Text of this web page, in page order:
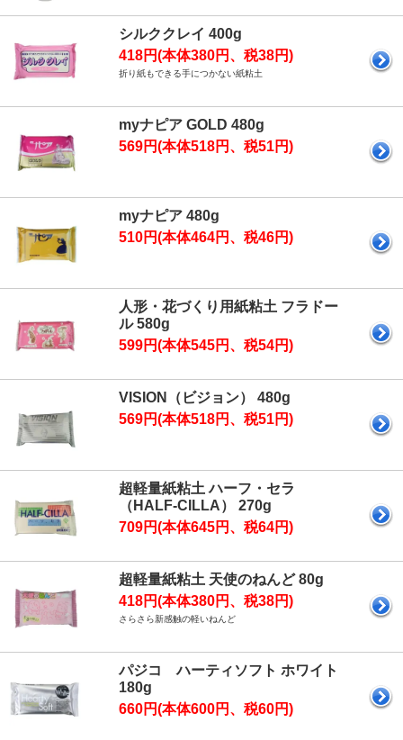
シルククレイ 400g
418円(本体380円、税38円)
折り紙もできる手につかない紙粘土
myナピア GOLD 480g
569円(本体518円、税51円)
myナピア 480g
510円(本体464円、税46円)
人形・花づくり用紙粘土 フラドー
ル 580g
599円(本体545円、税54円)
VISION（ビジョン） 480g
569円(本体518円、税51円)
超軽量紙粘土 ハーフ・セラ
（HALF-CILLA） 270g
709円(本体645円、税64円)
超軽量紙粘土 天使のねんど 80g
418円(本体380円、税38円)
さらさら新感触の軽いねんど
パジコ ハーティソフト ホワイト
180g
660円(本体600円、税60円)